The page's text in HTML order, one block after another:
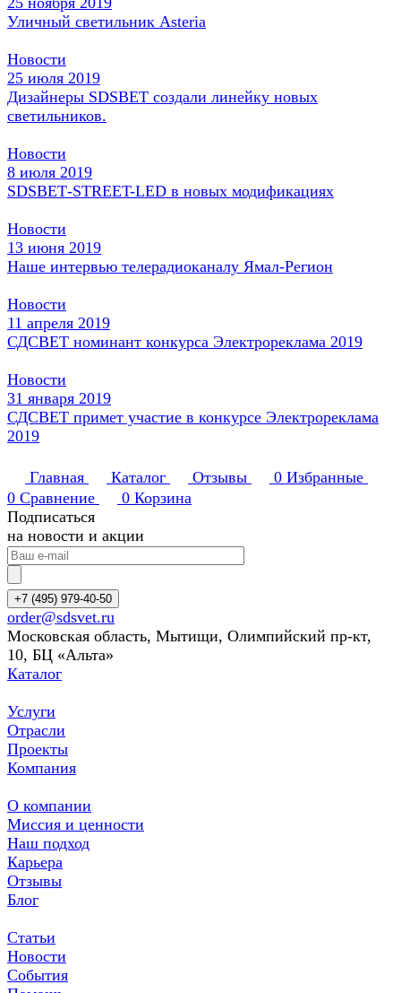
Уличный светильник Asteria
Новости
25 июля 2019
Дизайнеры SDSBET создали линейку новых
светильников.
Новости
8 июля 2019
SDSВЕТ-STREET-LED в новых модификациях
Новости
13 июня 2019
Наше интервью телерадиоканалу Ямал-Регион
Новости
11 апреля 2019
СДСВЕТ номинант конкурса Электрореклама 2019
Новости
31 января 2019
СДСВЕТ примет участие в конкурсе Электрореклама
2019
Главная Каталог Отзывы 0 Избранные
0 Сравнение 0 Корзина
Подписаться
на новости и акции
+7 (495) 979-40-50
order@sdsvet.ru
Московская область, Мытищи, Олимпийский пр-кт,
10, БЦ «Альта»
Каталог
Услуги
Отрасли
Проекты
Компания
О компании
Миссия и ценности
Наш подход
Карьера
Отзывы
Блог
Статьи
Новости
События